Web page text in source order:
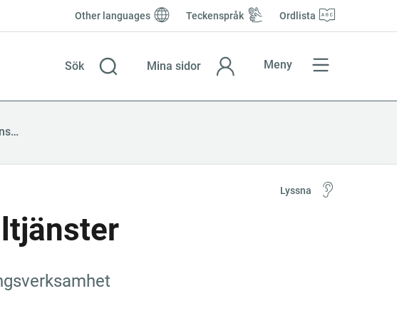
Other languages Teckenspråk Ordlista
Sök Mina sidor Meny
Kom igång med digitala filtjänster
Lyssna